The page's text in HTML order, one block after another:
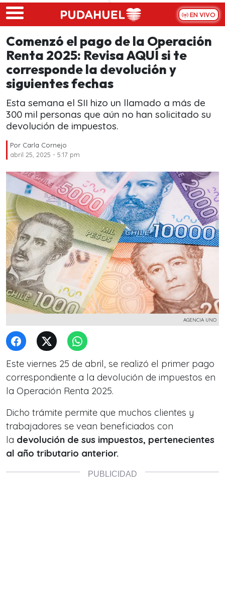
Skip to main content
EN VIVO
Comenzó el pago de la Operación
Renta 2025: Revisa AQUÍ si te
corresponde la devolución y
siguientes fechas
Esta semana el SII hizo un llamado a más de
300 mil personas que aún no han solicitado su
devolución de impuestos.
Por Carla Cornejo
abril 25, 2025 - 5:17 pm
AGENCIA UNO
Este viernes 25 de abril, se realizó el primer pago
correspondiente a la devolución de impuestos en
la Operación Renta 2025.
Dicho trámite permite que muchos clientes y
trabajadores se vean beneficiados con
la devolución de sus impuestos, pertenecientes
al año tributario anterior.